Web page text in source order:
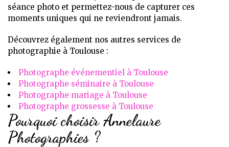
séance photo et permettez-nous de capturer ces
moments uniques qui ne reviendront jamais.
Découvrez également nos autres services de
photographie à Toulouse :
Photographe événementiel à Toulouse
Photographe séminaire à Toulouse
Photographe mariage à Toulouse
Photographe grossesse à Toulouse
Pourquoi choisir Annelaure
Photographies ?